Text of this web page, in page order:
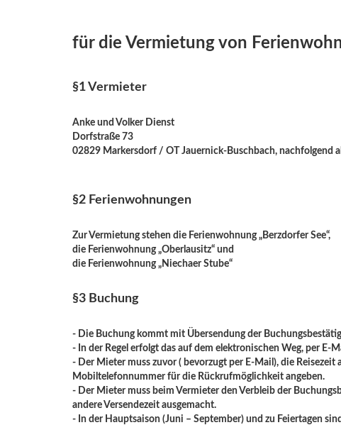
für die Vermietung von
§1 Vermieter
Anke und Volker Dienst
Dorfstraße 73
02829 Markersdorf / OT Jauernick-Buschbach, nachfolgend
§2 Ferienwohnungen
Zur Vermietung stehen die Ferienwohnung „Berzdorfer See“,
die Ferienwohnung „Oberlausitz“ und
die Ferienwohnung „Niechaer Stube“
§3 Buchung
- Die Buchung kommt mit Übersendung der
- In der Regel erfolgt das auf dem elektronischen Weg, per E-
- Der Mieter muss zuvor ( bevorzugt per E-Mail), die
Mobiltelefonnummer für die Rückrufmöglichkeit angeben.
- Der Mieter muss beim Vermieter den Verbleib der
andere Versendezeit ausgemacht.
- In der Hauptsaison (Juni – September) und zu Feiertagen